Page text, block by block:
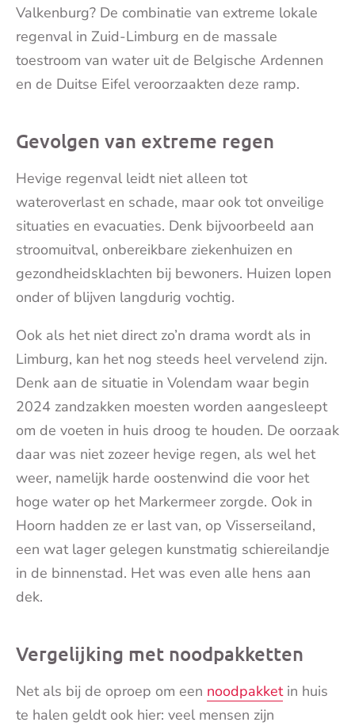
Valkenburg? De combinatie van extreme lokale
regenval in Zuid-Limburg en de massale
toestroom van water uit de Belgische Ardennen
en de Duitse Eifel veroorzaakten deze ramp.
Gevolgen van extreme regen
Hevige regenval leidt niet alleen tot
wateroverlast en schade, maar ook tot onveilige
situaties en evacuaties. Denk bijvoorbeeld aan
stroomuitval, onbereikbare ziekenhuizen en
gezondheidsklachten bij bewoners. Huizen lopen
onder of blijven langdurig vochtig.
Ook als het niet direct zo’n drama wordt als in
Limburg, kan het nog steeds heel vervelend zijn.
Denk aan de situatie in Volendam waar begin
2024 zandzakken moesten worden aangesleept
om de voeten in huis droog te houden. De oorzaak
daar was niet zozeer hevige regen, als wel het
weer, namelijk harde oostenwind die voor het
hoge water op het Markermeer zorgde. Ook in
Hoorn hadden ze er last van, op Visserseiland,
een wat lager gelegen kunstmatig schiereilandje
in de binnenstad. Het was even alle hens aan
dek.
Vergelijking met noodpakketten
Net als bij de oproep om een noodpakketin huis
te halen geldt ook hier: veel mensen zijn